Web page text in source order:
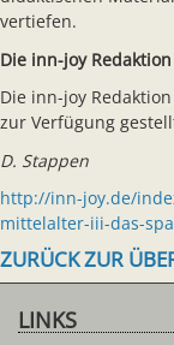
vertiefen.
Die inn-joy
Die inn-joy
zur Verfügung
D. Stappen
http://inn-joy.de/
mittelalter-iii-das-
ZURÜCK ZUR
LINKS